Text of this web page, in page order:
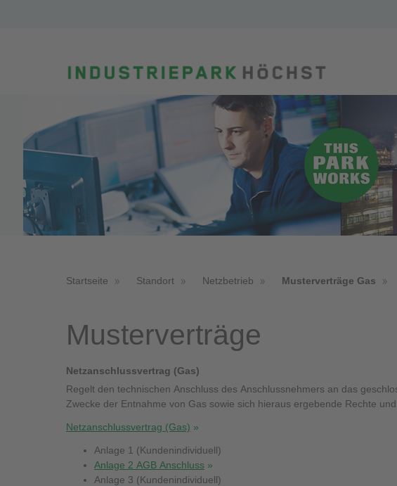
Startseite Standort Netzbetrieb Musterverträge Gas
Musterverträge
Netzanschlussvertrag (Gas)
Regelt den technischen Anschluss des Anschlussnehmers an das
Zwecke der Entnahme von Gas sowie sich hieraus ergebende Rechte und
Netzanschlussvertrag (Gas)
Anlage 1 (Kundenindividuell)
Anlage 2 AGB Anschluss
Anlage 3 (Kundenindividuell)